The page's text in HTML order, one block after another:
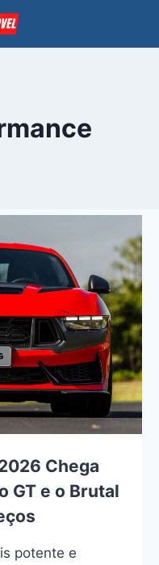
Chega
GT e o Brutal
potente e